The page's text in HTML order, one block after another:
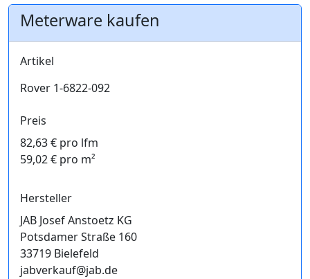
Meterware kaufen
Artikel
Rover 1-6822-092
Preis
82,63 € pro lfm
59,02 € pro m²
Hersteller
JAB Josef Anstoetz KG
Potsdamer Straße 160
33719 Bielefeld
jabverkauf@jab.de